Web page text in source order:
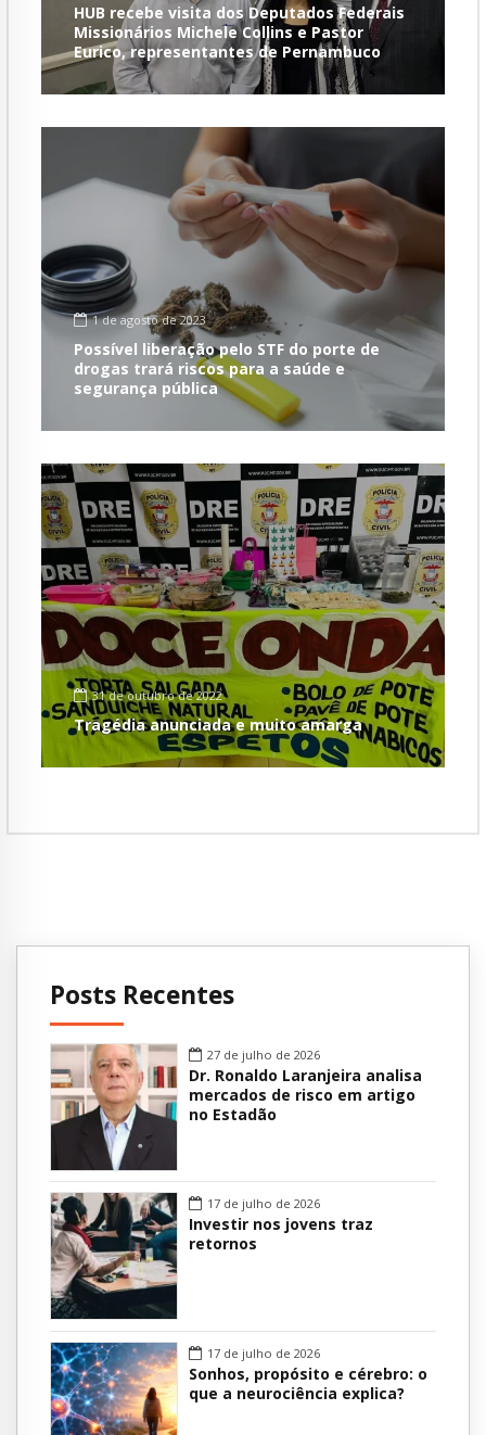
HUB recebe visita dos Deputados Federais
Missionários Michele Collins e Pastor
Eurico, representantes de Pernambuco
1 de agosto de 2023
Possível liberação pelo STF do porte de
drogas trará riscos para a saúde e
segurança pública
31 de outubro de 2022
Tragédia anunciada e muito amarga
Posts Recentes
27 de julho de 2026
Dr. Ronaldo Laranjeira analisa
mercados de risco em artigo
no Estadão
17 de julho de 2026
Investir nos jovens traz
retornos
17 de julho de 2026
Sonhos, propósito e cérebro: o
que a neurociência explica?